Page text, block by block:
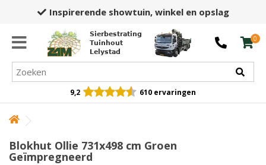
Inspirerende showtuin,winkel en opslag
Sierbestrating
Tuinhout
Lelystad
0
9,2 610 ervaringen
Blokhut Ollie 731x498 cm Groen
Geïmpregneerd